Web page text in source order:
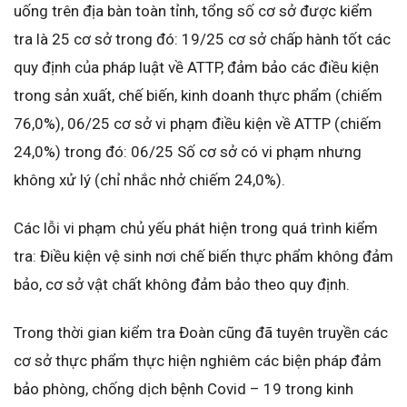
uống trên địa bàn toàn tỉnh, tổng số cơ sở được kiểm
tra là 25 cơ sở trong đó: 19/25 cơ sở chấp hành tốt các
quy định của pháp luật về ATTP, đảm bảo các điều kiện
trong sản xuất, chế biến, kinh doanh thực phẩm (chiếm
76,0%), 06/25 cơ sở vi phạm điều kiện về ATTP (chiếm
24,0%) trong đó: 06/25 Số cơ sở có vi phạm nhưng
không xử lý (chỉ nhắc nhở chiếm 24,0%).
Các lỗi vi phạm chủ yếu phát hiện trong quá trình kiểm
tra: Điều kiện vệ sinh nơi chế biến thực phẩm không đảm
bảo, cơ sở vật chất không đảm bảo theo quy định.
Trong thời gian kiểm tra Đoàn cũng đã tuyên truyền các
cơ sở thực phẩm thực hiện nghiêm các biện pháp đảm
bảo phòng, chống dịch bệnh Covid – 19 trong kinh